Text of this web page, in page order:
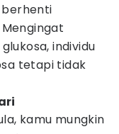
individu
tetapi tidak
kamu mungkin